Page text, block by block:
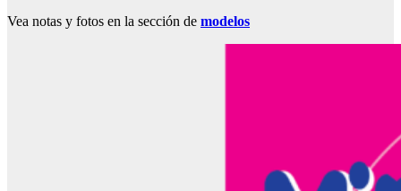
Vea notas y fotos en la sección de modelos